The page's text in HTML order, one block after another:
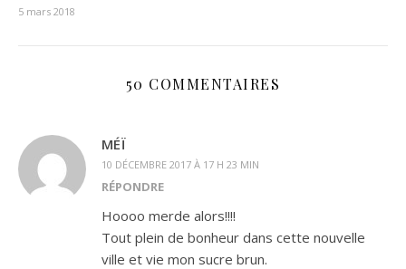
5 mars 2018
50 COMMENTAIRES
MÉÏ
10 DÉCEMBRE 2017 À 17 H 23 MIN
RÉPONDRE
Hoooo merde alors!!!!
Tout plein de bonheur dans cette nouvelle
ville et vie mon sucre brun.